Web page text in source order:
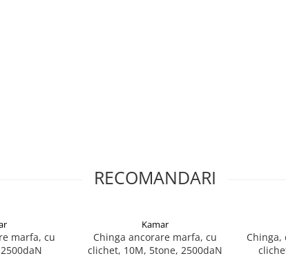
RECOMANDARI
marfa, cu
Kamar
Chinga ancorare marfa, cu
clichet, 10M, 5tone, 2500daN
Chinga,